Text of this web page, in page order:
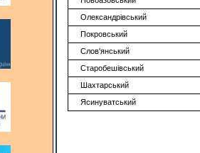
Олександрівський
Покровський
Слов'янський
Старобешівський
Шахтарський
Ясинуватський